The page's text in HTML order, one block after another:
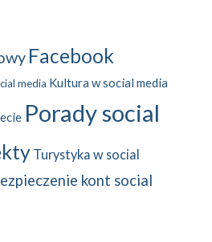
Facebook
media Kultura w social media
Porady social
Turystyka w social
kont social